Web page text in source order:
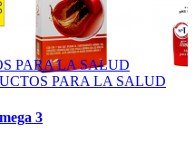
PARA LA SALUD
PARA LA SALUD
3